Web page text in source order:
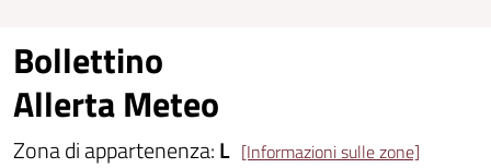
Bollettino
Allerta Meteo
Zona di appartenenza:L [Informazioni sulle zone]